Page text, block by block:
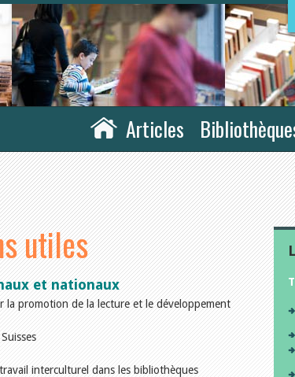
Articles
utiles
et nationaux
promotion de la lecture et le développement
interculturel dans les bibliothèques